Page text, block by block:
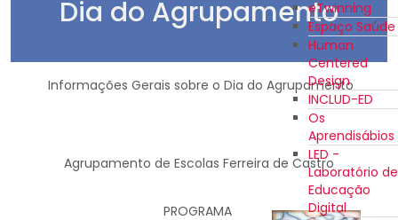
eTwinning
Espaço Saúde
Human
Centered
Design
INCLUD-ED
Os
Aprendisábios
LED -
Laboratório de
Educação
Digital
Dia do Agrupamento
Informações Gerais sobre o Dia do Agrupamento
Agrupamento de Escolas Ferreira de Castro
PROGRAMA